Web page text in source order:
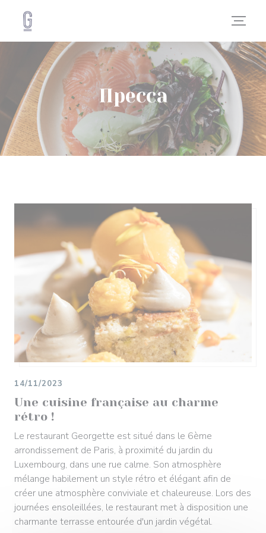
Пресса
Une cuisine française au charme
rétro !
14/11/2023
Le restaurant Georgette est situé dans le 6ème
arrondissement de Paris, à proximité du jardin du
Luxembourg, dans une rue calme. Son atmosphère
mélange habilement un style rétro et élégant afin de
créer une atmosphère conviviale et chaleureuse. Lors des
journées ensoleillées, le restaurant met à disposition une
charmante terrasse entourée d'un jardin végétal.